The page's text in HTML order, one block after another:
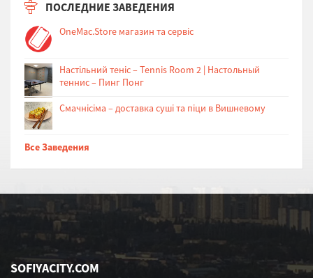
ПОСЛЕДНИЕ ЗАВЕДЕНИЯ
OneMac.Store магазин та сервіс
Настільний теніс – Tennis Room 2 | Настольный
теннис – Пинг Понг
Cмачнісіма – доставка суші та піци в Вишневому
Все Заведения
SOFIYACITY.COM